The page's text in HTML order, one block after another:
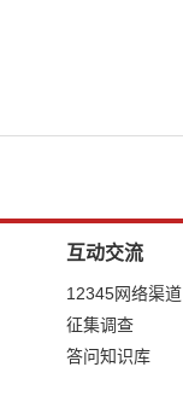
互动交流
12345网络渠道
征集调查
答问知识库